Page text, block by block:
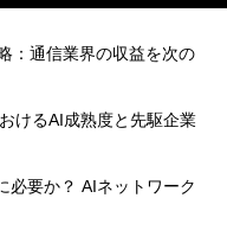
：通信業界の収益を次の
けるAI成熟度と先駆企業
必要か？ AIネットワーク